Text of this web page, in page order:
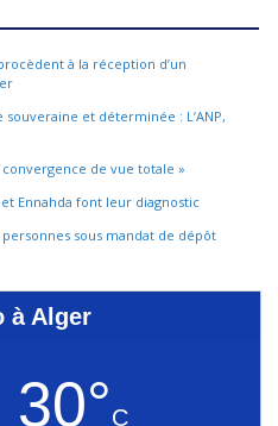
à la réception d’un
souveraine et déterminée : L’ANP,
de vue totale »
Ennahda font leur diagnostic
sous mandat de dépôt
à Alger
30°C